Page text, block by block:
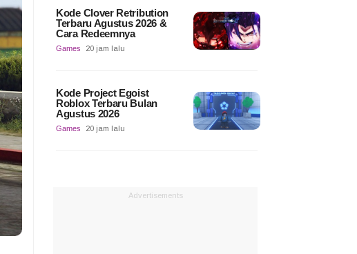
Kode Clover Retribution
Terbaru Agustus 2026 &
Cara Redeemnya
Games 20 jam lalu
Kode Project Egoist
Roblox Terbaru Bulan
Agustus 2026
Games 20 jam lalu
Advertisements